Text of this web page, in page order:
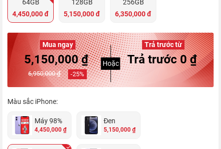
64GB
4,450,000 đ
128GB
5,150,000 đ
256GB
6,350,000 đ
Mua ngay
5,150,000 ₫
6,950,000 ₫ -25%
Hoặc
Trả trước từ
Trả trước 0 ₫
Màu sắc iPhone:
Máy 98%
4,450,000 ₫
Đen
5,150,000 ₫